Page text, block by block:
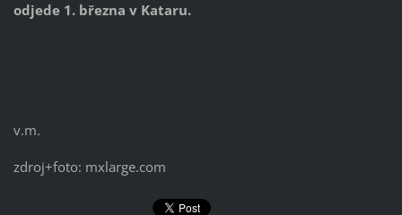
odjede 1. března v Kataru.
v.m.
zdroj+foto: mxlarge.com